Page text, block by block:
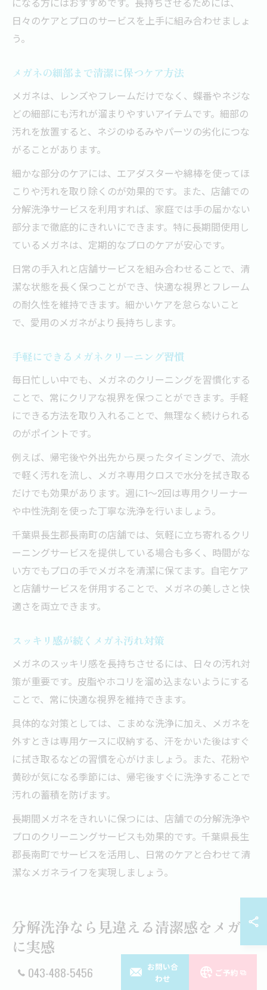
日々のケアとプロのサービスを上手に組み合わせましょ
う。
メガネの細部まで清潔に保つケア方法
メガネは、レンズやフレームだけでなく、蝶番やネジな
どの細部にも汚れが溜まりやすいアイテムです。細部の
汚れを放置すると、ネジのゆるみやパーツの劣化につな
がることがあります。
細かな部分のケアには、エアダスターや綿棒を使ってほ
こりや汚れを取り除くのが効果的です。また、店舗での
分解洗浄サービスを利用すれば、家庭では手の届かない
部分まで徹底的にきれいにできます。特に長期間使用し
ているメガネは、定期的なプロのケアが安心です。
日常の手入れと店舗サービスを組み合わせることで、清
潔な状態を長く保つことができ、快適な視界とフレーム
の耐久性を維持できます。細かいケアを怠らないこと
で、愛用のメガネがより長持ちします。
手軽にできるメガネクリーニング習慣
毎日忙しい中でも、メガネのクリーニングを習慣化する
ことで、常にクリアな視界を保つことができます。手軽
にできる方法を取り入れることで、無理なく続けられる
のがポイントです。
例えば、帰宅後や外出先から戻ったタイミングで、流水
で軽く汚れを流し、メガネ専用クロスで水分を拭き取る
だけでも効果があります。週に1〜2回は専用クリーナー
や中性洗剤を使った丁寧な洗浄を行いましょう。
千葉県長生郡長南町の店舗では、気軽に立ち寄れるクリ
ーニングサービスを提供している場合も多く、時間がな
い方でもプロの手でメガネを清潔に保てます。自宅ケア
と店舗サービスを併用することで、メガネの美しさと快
適さを両立できます。
スッキリ感が続くメガネ汚れ対策
メガネのスッキリ感を長持ちさせるには、日々の汚れ対
策が重要です。皮脂やホコリを溜め込まないようにする
ことで、常に快適な視界を維持できます。
具体的な対策としては、こまめな洗浄に加え、メガネを
外すときは専用ケースに収納する、汗をかいた後はすぐ
に拭き取るなどの習慣を心がけましょう。また、花粉や
黄砂が気になる季節には、帰宅後すぐに洗浄することで
汚れの蓄積を防げます。
長期間メガネをきれいに保つには、店舗での分解洗浄や
プロのクリーニングサービスも効果的です。千葉県長生
郡長南町でサービスを活用し、日常のケアと合わせて清
潔なメガネライフを実現しましょう。
分解洗浄なら見違える清潔感をメガネ
に実感
043-488-5456
お問い合
わせ
ご予約